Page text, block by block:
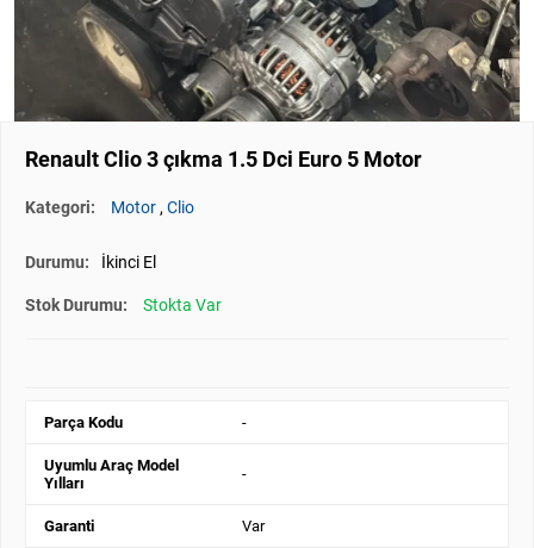
Renault Clio 3 çıkma 1.5 Dci Euro 5 Motor
Kategori: Motor , Clio
Durumu: İkinci El
Stok Durumu: Stokta Var
Parça Kodu -
Uyumlu Araç Model
Yılları
-
Garanti Var